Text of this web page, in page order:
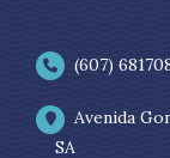
(607)
Avenida
SA